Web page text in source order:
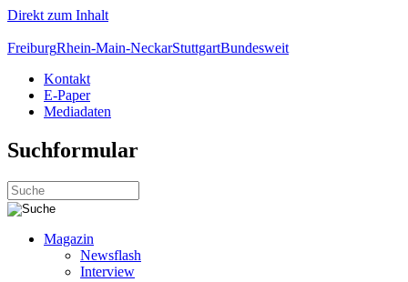
Direkt zum Inhalt
FreiburgRhein-Main-NeckarStuttgartBundesweit
Kontakt
E-Paper
Mediadaten
Suchformular
Magazin
Newsflash
Interview